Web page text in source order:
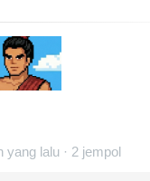
yang lalu · 2 jempol